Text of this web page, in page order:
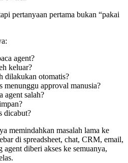
pertanyaan pertama bukan “pakai
agent?
keluar?
dilakukan otomatis?
menunggu approval manusia?
agent salah?
dicabut?
memindahkan masalah lama ke
di spreadsheet, chat, CRM, email,
diberi akses ke semuanya,